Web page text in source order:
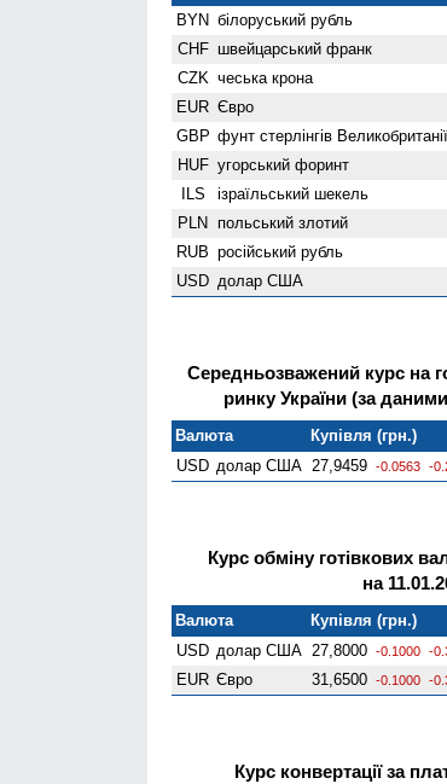
BYN білоруський рубль
CHF швейцарський франк
CZK чеська крона
EUR Євро
GBP фунт стерлінгів Велико­британії
HUF угорський форинт
ILS ізраїльський шекель
PLN польський злотий
RUB російський рубль
USD долар США
Середньозважений курс на
ринку України (за
Валюта Купівля (грн.)
USD долар США 27,9459 -0.0563 -
Курс обміну готівкових
на
Валюта Купівля (грн.)
USD долар США 27,8000 -0.1000 -
EUR Євро 31,6500 -0.1000 -
Курс конвертації за